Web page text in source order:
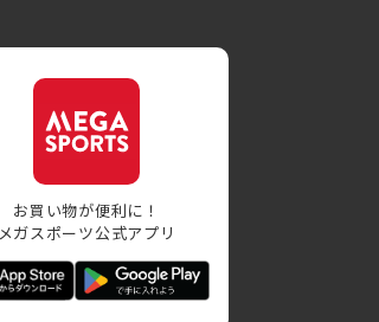
お買い物が便利に！
メガスポーツ公式アプリ